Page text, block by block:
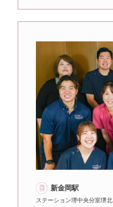
新金岡駅
ステーション堺中央分室堺北